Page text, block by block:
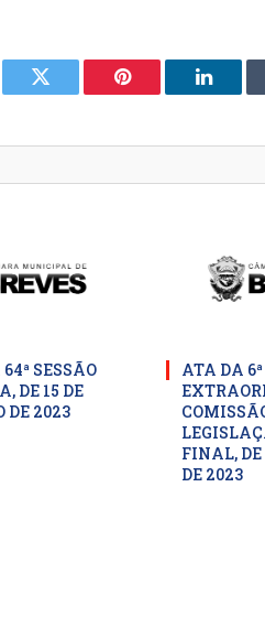
Twitter Pinterest
SESSÃO
DE 15 DE
DE 2023
ATA DA
FINAL, DE
DE 2023